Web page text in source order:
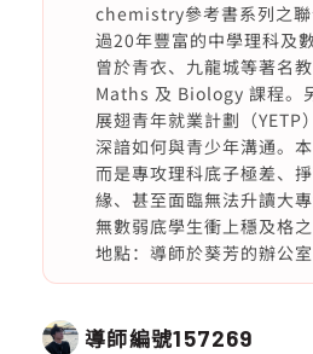
chemistry參考書系列之聯
過20年豐富的中學理科及
曾於青衣、九龍城等著名
Maths 及 Biology 課程。
展翅青年就業計劃（YETP
深諳如何與青少年溝通。本
而是專攻理科底子極差、
緣、甚至面臨無法升讀大
無數弱底學生衝上穩及格
地點：導師於葵芳的辦公室
導師編號157269